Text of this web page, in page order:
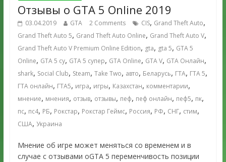
Отзывы о GTA 5 Online 2019
03.04.2019 GTA 2 Comments CIS, Grand Theft Auto,
Grand Theft Auto 5, Grand Theft Auto Online, Grand Theft Auto V,
Grand Theft Auto V Premium Online Edition, gta, gta 5, GTA 5
Online, GTA 5 су, GTA 5 супер, GTA Online, GTA V, GTA Онлайн,
shark, Social Club, Steam, Take Two, авто, Беларусь, ГТА, ГТА 5,
ГТА онлайн, ГТА5, игра, игры, Казахстан, комментарии,
мнение, мнения, отзыв, отзывы, пеф, пеф онлайн, пеф5, пк,
пс, пс4, РБ, Рокстар, Рокстар Геймс, Россия, РФ, СНГ, стим,
США, Украина
Мнение об игре может меняться со временем и в
случае с отзывами оGTA 5 переменчивость позиции